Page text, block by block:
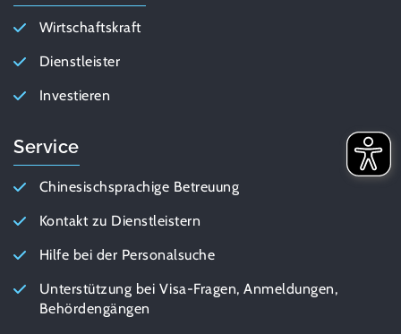
Wirtschaftskraft
Dienstleister
Investieren
Service
Chinesischsprachige Betreuung
Kontakt zu Dienstleistern
Hilfe bei der Personalsuche
Unterstützung bei Visa-Fragen, Anmeldungen,
Behördengängen